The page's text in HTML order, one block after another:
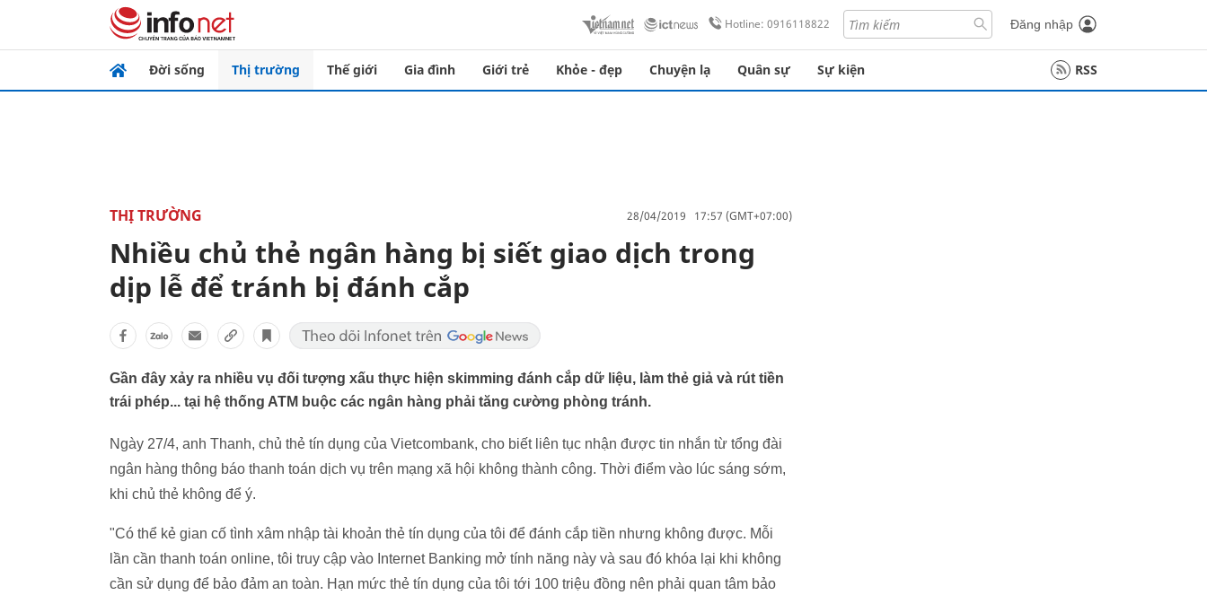
Hotline: 0916118822 Đăng nhập
Đời sống Thị trường Thế giới Gia đình Giới trẻ Khỏe - đẹp Chuyện lạ Quân sự Sự kiện RSS
THỊ TRƯỜNG 28/04/2019 17:57 (GMT+07:00)
Nhiều chủ thẻ ngân hàng bị siết giao dịch trong
dịp lễ để tránh bị đánh cắp
Gần đây xảy ra nhiều vụ đối tượng xấu thực hiện skimming đánh cắp dữ liệu, làm thẻ giả và rút tiền
trái phép... tại hệ thống ATM buộc các ngân hàng phải tăng cường phòng tránh.
Ngày 27/4, anh Thanh, chủ thẻ tín dụng của Vietcombank, cho biết liên tục nhận được tin nhắn từ tổng đài
ngân hàng thông báo thanh toán dịch vụ trên mạng xã hội không thành công. Thời điểm vào lúc sáng sớm,
khi chủ thẻ không để ý.
"Có thể kẻ gian cố tình xâm nhập tài khoản thẻ tín dụng của tôi để đánh cắp tiền nhưng không được. Mỗi
lần cần thanh toán online, tôi truy cập vào Internet Banking mở tính năng này và sau đó khóa lại khi không
cần sử dụng để bảo đảm an toàn. Hạn mức thẻ tín dụng của tôi tới 100 triệu đồng nên phải quan tâm bảo